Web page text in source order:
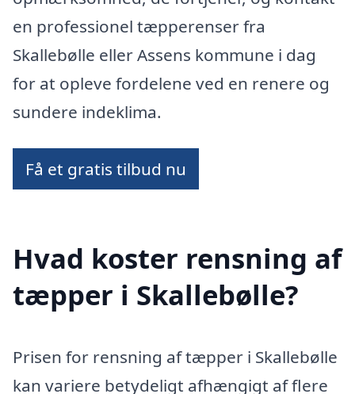
en professionel tæpperenser fra
Skallebølle eller Assens kommune i dag
for at opleve fordelene ved en renere og
sundere indeklima.
Få et gratis tilbud nu
Hvad koster rensning af
tæpper i Skallebølle?
Prisen for rensning af tæpper i Skallebølle
kan variere betydeligt afhængigt af flere